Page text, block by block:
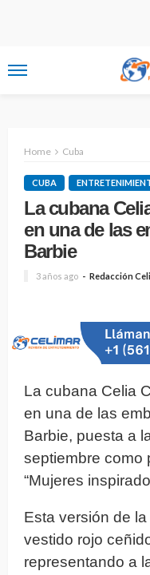
Home Cuba
CUBA
La cubana
en una de las
Barbie
3 años ago Redacción
La cubana Celia
en una de las
Barbie, puesta a
septiembre como
“Mujeres
Esta versión de
vestido rojo
representando a